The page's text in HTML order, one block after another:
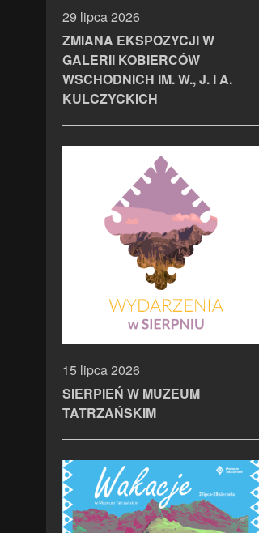
29 lipca 2026
ZMIANA EKSPOZYCJI W
GALERII KOBIERCÓW
WSCHODNICH IM. W., J. I A.
KULCZYCKICH
15 lipca 2026
SIERPIEŃ W MUZEUM
TATRZAŃSKIM